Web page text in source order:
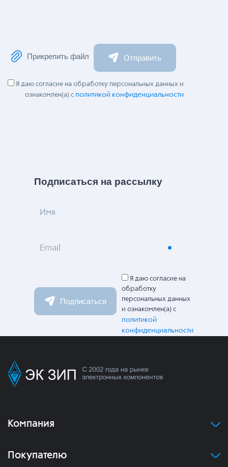
Прикрепить файл Отправить
Я даю согласие на обработку персональных данных и
ознакомлен(а) с политикой конфиденциальности
Подписаться на рассылку
Имя
Email
Подписаться
Я даю согласие на
обработку
персональных данных
и ознакомлен(а) с
политикой
конфиденциальности
Компания
Покупателю